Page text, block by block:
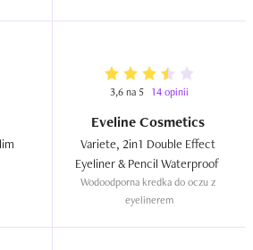
3,6 na 5 14 opinii
Eveline Cosmetics
Variete, 2in1 Double Effect
Wodoodporna kredka do oczu z
eyelinerem